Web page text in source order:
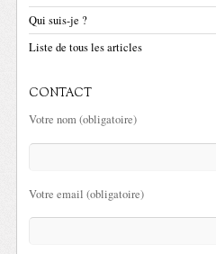
Qui suis-je ?
Liste de tous les articles
CONTACT
Votre nom (obligatoire)
Votre email (obligatoire)